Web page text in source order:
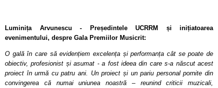
Luminița Arvunescu - Președintele UCRRM și inițiatoarea
evenimentului, despre Gala Premiilor Musicrit:
O gală în care să evidențiem excelența și performanța cât se poate de
obiectiv, profesionist și asumat - a fost ideea din care s-a născut acest
proiect în urmă cu patru ani. Un proiect și un pariu personal pornite din
convingerea că numai uniunea noastră – reunind criticii muzicali,